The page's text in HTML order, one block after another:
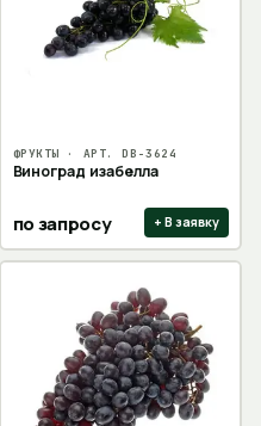
ФРУКТЫ · АРТ.DB-3624
Виноград изабелла
по запросу + В заявку